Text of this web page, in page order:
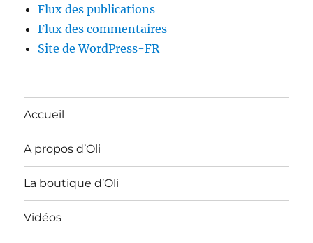
Flux des publications
Flux des commentaires
Site de WordPress-FR
Accueil
A propos d’Oli
La boutique d’Oli
Vidéos